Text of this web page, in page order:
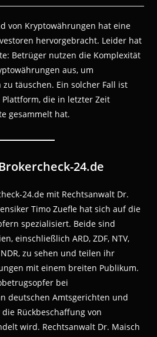
von Kryptowährungen hat eine
hervorgebracht. Leider hat
Betrüger nutzen die Komplexität
aus, um
täuschen. Ein solcher Fall ist
die in letzter Zeit
gesammelt hat.
24.de
24.de mit Rechtsanwalt Dr.
Timo Zuefle hat sich auf die
spezialisiert. Beide sind
einschließlich ARD, ZDF, NTV,
zu sehen und teilen ihr
mit einem breiten Publikum.
bei
deutschen Amtsgerichten und
Rückbeschaffung von
wird. Rechtsanwalt Dr. Maisch